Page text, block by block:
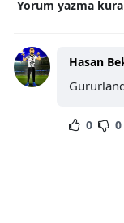
Yorum yazma
Hasan
0 0